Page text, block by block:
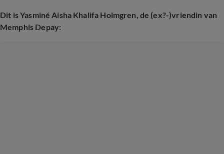
Dit is Yasminé Aisha Khalifa Holmgren, de (ex?-)vriendin van
Memphis Depay: